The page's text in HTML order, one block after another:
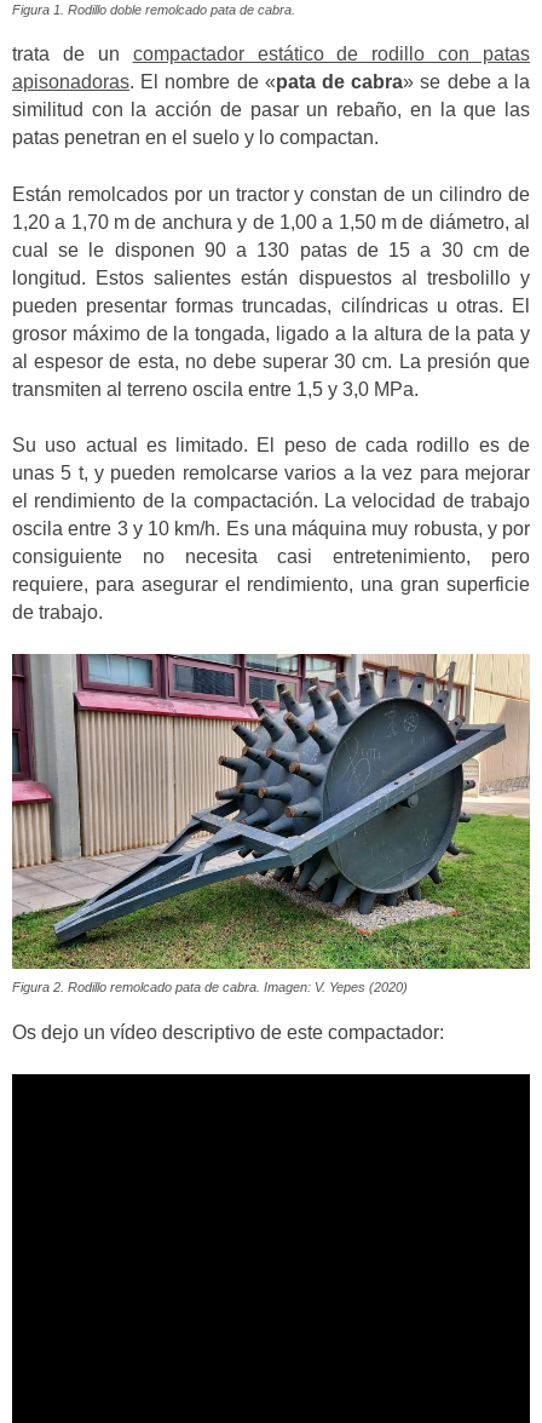
Figura 1. Rodillo doble remolcado pata de cabra.
trata de un compactador estático de rodillo con patas
apisonadoras. El nombre de «pata de cabra» se debe a la
similitud con la acción de pasar un rebaño, en la que las
patas penetran en el suelo y lo compactan.
Están remolcados por un tractor y constan de un cilindro de
1,20 a 1,70 m de anchura y de 1,00 a 1,50 m de diámetro, al
cual se le disponen 90 a 130 patas de 15 a 30 cm de
longitud. Estos salientes están dispuestos al tresbolillo y
pueden presentar formas truncadas, cilíndricas u otras. El
grosor máximo de la tongada, ligado a la altura de la pata y
al espesor de esta, no debe superar 30 cm. La presión que
transmiten al terreno oscila entre 1,5 y 3,0 MPa.
Su uso actual es limitado. El peso de cada rodillo es de
unas 5 t, y pueden remolcarse varios a la vez para mejorar
el rendimiento de la compactación. La velocidad de trabajo
oscila entre 3 y 10 km/h. Es una máquina muy robusta, y por
consiguiente no necesita casi entretenimiento, pero
requiere, para asegurar el rendimiento, una gran superficie
de trabajo.
Figura 2. Rodillo remolcado pata de cabra. Imagen: V. Yepes (2020)
Os dejo un vídeo descriptivo de este compactador: